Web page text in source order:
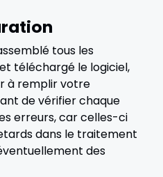
tous les
téléchargé le logiciel,
à remplir votre
de vérifier chaque
erreurs, car celles-ci
dans le traitement
des